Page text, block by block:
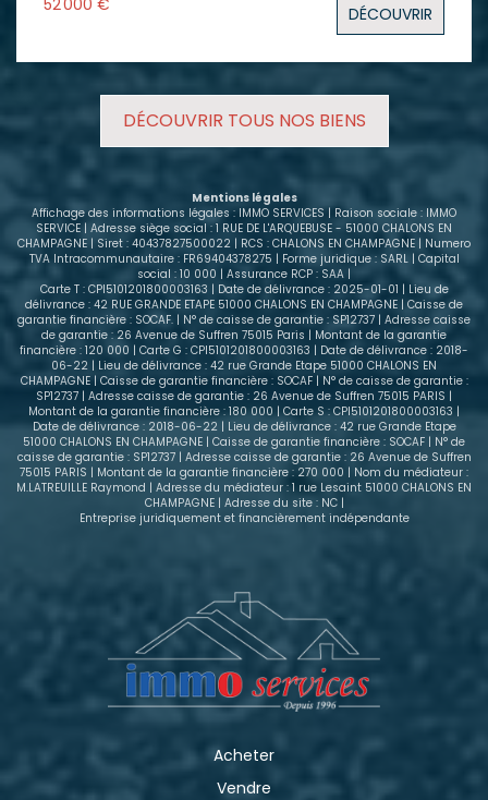
offrant un revenu locatif immédiat de 350 € hors
compose : - D'une entrée avec placard, - D'un
D'une salle de bains avec WC. Les charges annuelles
de copropriété incluent le chauffage, l'eau et
l'entretien. Environ 78 % de ces charges sont
reste à charge pour le propriétaire et simplifie la
gestion de ce bien. Contactez-nous pour obtenir
plus d'informations ou programmer une visite. Nous
vous accompagnerons avec plaisir dans votre
projet d'investissement.
DÉCOUVRIR
DÉCOUVRIR TOUS NOS BIENS
Mentions légales
Affichage des informations légales : IMMO SERVICES | Raison sociale : IMMO
SERVICE | Adresse siège social : 1 RUE DE L'ARQUEBUSE - 51000 CHALONS EN
CHAMPAGNE | Siret : 40437827500022 | RCS : CHALONS EN CHAMPAGNE | Numero
TVA Intracommunautaire : FR69404378275 | Forme juridique : SARL | Capital
social : 10 000 | Assurance RCP : SAA |
Carte T : CPI5101201800003163 | Date de délivrance : 2025-01-01 | Lieu de
délivrance : 42 RUE GRANDE ETAPE 51000 CHALONS EN CHAMPAGNE | Caisse de
garantie financière : SOCAF. | N° de caisse de garantie : SP12737 | Adresse caisse
de garantie : 26 Avenue de Suffren 75015 Paris | Montant de la garantie
financière : 120 000 | Carte G : CPI5101201800003163 | Date de délivrance : 2018-
06-22 | Lieu de délivrance : 42 rue Grande Etape 51000 CHALONS EN
CHAMPAGNE | Caisse de garantie financière : SOCAF | N° de caisse de garantie :
SP12737 | Adresse caisse de garantie : 26 Avenue de Suffren 75015 PARIS |
Montant de la garantie financière : 180 000 | Carte S : CPI5101201800003163 |
Date de délivrance : 2018-06-22 | Lieu de délivrance : 42 rue Grande Etape
51000 CHALONS EN CHAMPAGNE | Caisse de garantie financière : SOCAF | N° de
caisse de garantie : SP12737 | Adresse caisse de garantie : 26 Avenue de Suffren
75015 PARIS | Montant de la garantie financière : 270 000 | Nom du médiateur :
M.LATREUILLE Raymond | Adresse du médiateur : 1 rue Lesaint 51000 CHALONS EN
CHAMPAGNE | Adresse du site : NC |
Entreprise juridiquement et financièrement indépendante
Acheter
Vendre